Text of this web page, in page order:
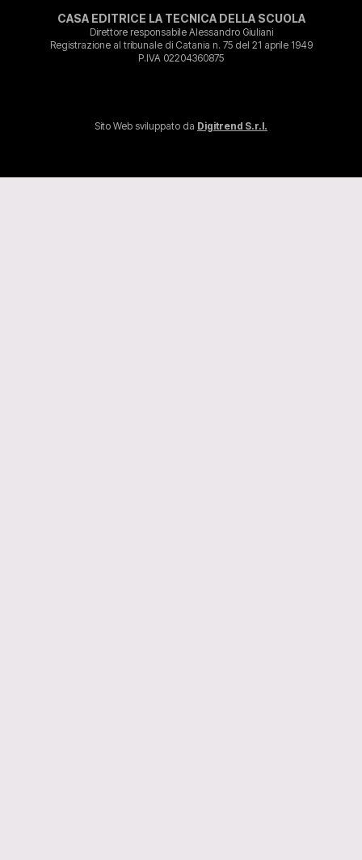
CASA EDITRICE LA TECNICA DELLA SCUOLA
Direttore responsabile Alessandro Giuliani
Registrazione al tribunale di Catania n. 75 del 21 aprile 1949
P.IVA 02204360875
Sito Web sviluppato da Digitrend S.r.l.